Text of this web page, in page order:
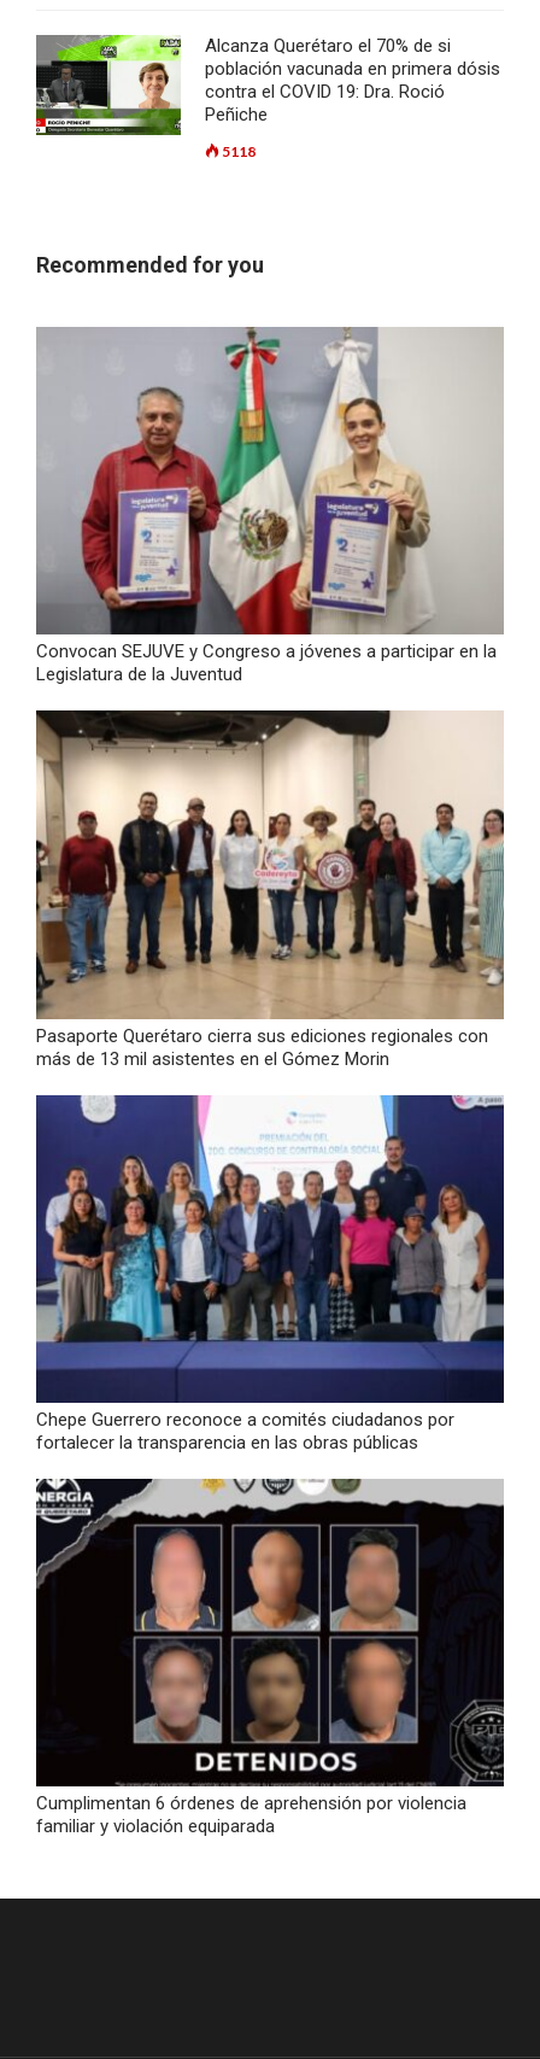
Alcanza Querétaro el 70% de si
población vacunada en primera dósis
contra el COVID 19: Dra. Roció
Peñiche
5118
Recommended for you
Convocan SEJUVE y Congreso a jóvenes a participar en la
Legislatura de la Juventud
Pasaporte Querétaro cierra sus ediciones regionales con
más de 13 mil asistentes en el Gómez Morin
Chepe Guerrero reconoce a comités ciudadanos por
fortalecer la transparencia en las obras públicas
Cumplimentan 6 órdenes de aprehensión por violencia
familiar y violación equiparada